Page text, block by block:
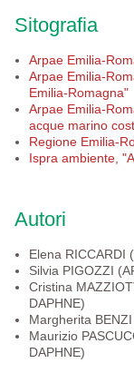
Sitografia
Arpae Emilia-
Arpae Emilia-
Emilia-Romagna"
Arpae Emilia-
acque marino
Regione Emilia-
Ispra ambiente,
Autori
Elena RICCARDI
Silvia PIGOZZI
Cristina
DAPHNE)
Margherita
Maurizio
DAPHNE)